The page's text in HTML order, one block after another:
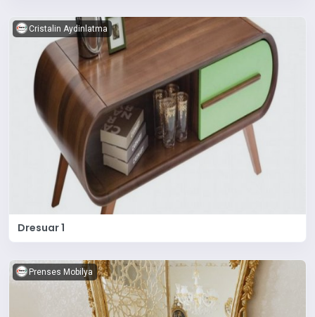
Cristalin Aydinlatma
Dresuar 1
Prenses Mobilya